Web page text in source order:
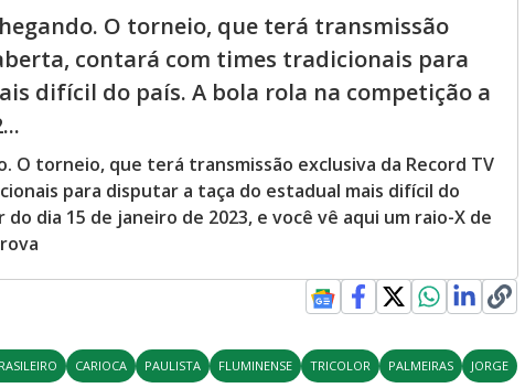
O torneio, que terá transmissão
contará com times tradicionais para
difícil do país. A bola rola na competição a
O torneio, que terá transmissão exclusiva da Record TV
para disputar a taça do estadual mais difícil do
dia 15 de janeiro de 2023, e você vê aqui um raio-X de
CARIOCA PAULISTA FLUMINENSE TRICOLOR PALMEIRAS JORGE